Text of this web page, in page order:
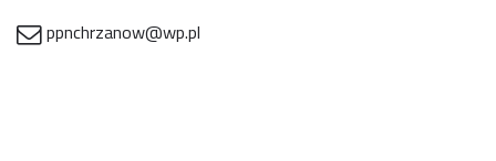
ppnchrzanow@wp.pl